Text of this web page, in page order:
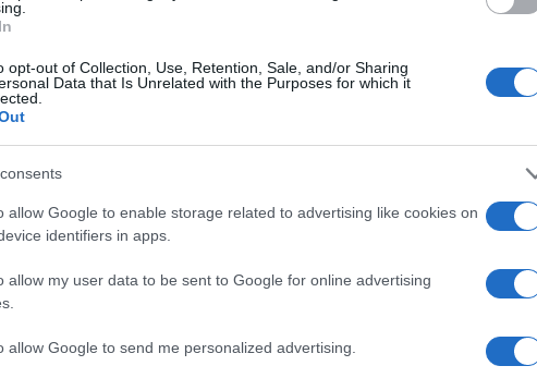
opt-out of Collection, Use, Retention, Sale, and/or Sharing
Data that Is Unrelated with the Purposes for which it
allow Google to enable storage related to advertising like cookies on
identifiers in apps.
allow my user data to be sent to Google for online advertising
allow Google to send me personalized advertising.
2,4 kg